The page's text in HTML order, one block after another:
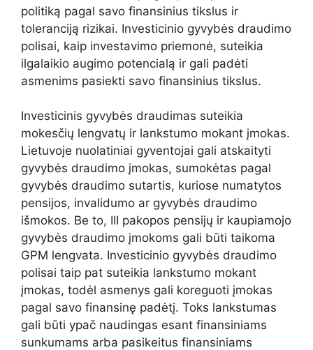
politiką pagal savo finansinius tikslus ir
toleranciją rizikai. Investicinio gyvybės draudimo
polisai, kaip investavimo priemonė, suteikia
ilgalaikio augimo potencialą ir gali padėti
asmenims pasiekti savo finansinius tikslus.
Investicinis gyvybės draudimas suteikia
mokesčių lengvatų ir lankstumo mokant įmokas.
Lietuvoje nuolatiniai gyventojai gali atskaityti
gyvybės draudimo įmokas, sumokėtas pagal
gyvybės draudimo sutartis, kuriose numatytos
pensijos, invalidumo ar gyvybės draudimo
išmokos. Be to, III pakopos pensijų ir kaupiamojo
gyvybės draudimo įmokoms gali būti taikoma
GPM lengvata. Investicinio gyvybės draudimo
polisai taip pat suteikia lankstumo mokant
įmokas, todėl asmenys gali koreguoti įmokas
pagal savo finansinę padėtį. Toks lankstumas
gali būti ypač naudingas esant finansiniams
sunkumams arba pasikeitus finansiniams